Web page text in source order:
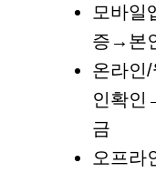
모바
증→본
온라인
인확
금
오프라